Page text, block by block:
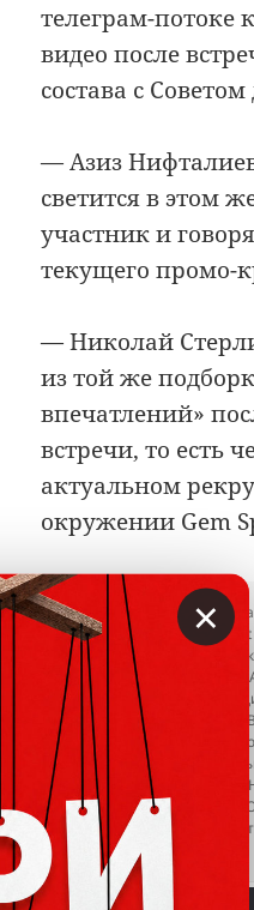
телеграм-потоке
видео после
состава с
— Азиз
светится в этом
участник и
текущего промо-
— Николай
из той же
впечатлений»
встречи, то есть
актуальном
окружении Gem
Опубликовано
20.04.2026 Автор
Гость сайта
Отзывы
Метки
TreeD Investment
Александр Качановский
Пивовар
Альфия Айбушева ,
Антонина Новоселова
Молдасанова ,
Муромцева
Валерий
Здоровцова
Дмитрий
Горбачева
Лариса Ерёмина
Стерликов
Нусрат Оруджев
Татьяна Тарасова
, Эдуард
Добавить комментарий
×